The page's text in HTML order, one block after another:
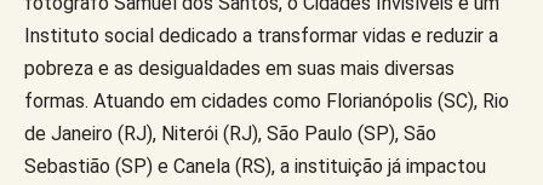
Instituto social dedicado a transformar vidas e reduzir a
pobreza e as desigualdades em suas mais diversas
formas. Atuando em cidades como Florianópolis (SC), Rio
de Janeiro (RJ), Niterói (RJ), São Paulo (SP), São
Sebastião (SP) e Canela (RS), a instituição já impactou